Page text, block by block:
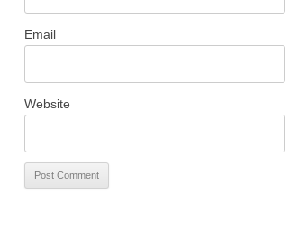
Email
Website